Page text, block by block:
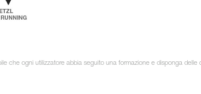
che ogni utilizzatore abbia seguito una formazione e disponga